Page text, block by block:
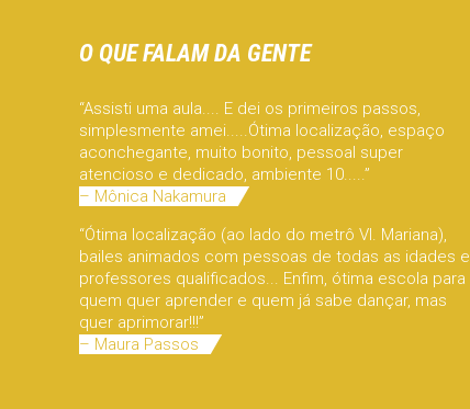
O QUE FALAM DA GENTE
“Assisti uma aula.... E dei os primeiros passos,
simplesmente amei.....Ótima localização, espaço
aconchegante, muito bonito, pessoal super
atencioso e dedicado, ambiente 10.....”
– Mônica Nakamura
“Ótima localização (ao lado do metrô Vl. Mariana),
bailes animados com pessoas de todas as idades e
professores qualificados... Enfim, ótima escola para
quem quer aprender e quem já sabe dançar, mas
quer aprimorar!!!”
– Maura Passos